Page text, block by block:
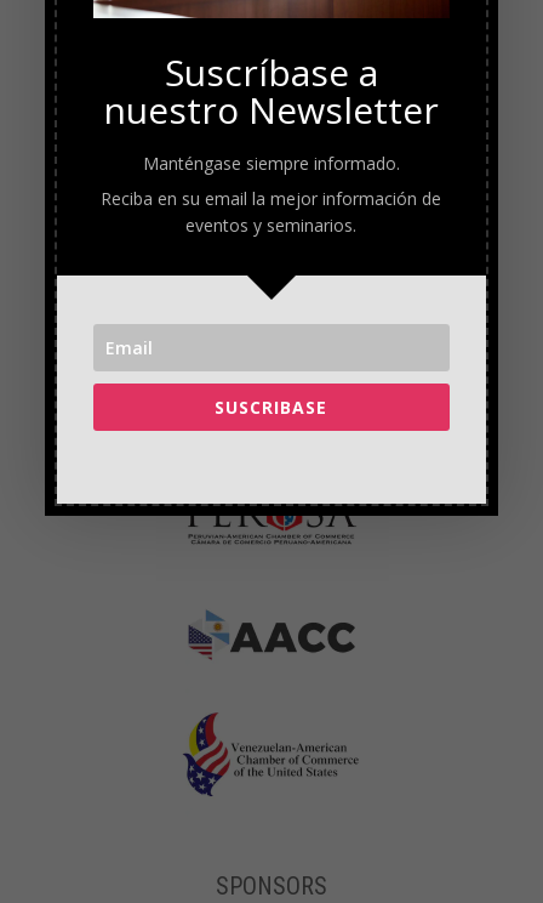
SPONSORS
Suscríbase a
nuestro Newsletter
Manténgase siempre informado.
Reciba en su email la mejor información de
eventos y seminarios.
SUSCRIBASE